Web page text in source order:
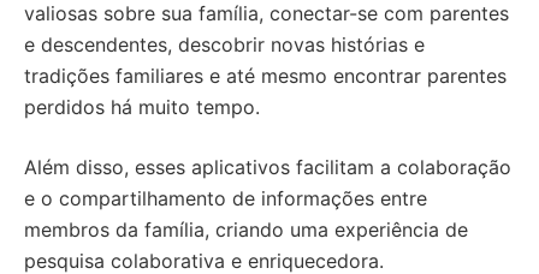
valiosas sobre sua família, conectar-se com parentes
e descendentes, descobrir novas histórias e
tradições familiares e até mesmo encontrar parentes
perdidos há muito tempo.
Além disso, esses aplicativos facilitam a colaboração
e o compartilhamento de informações entre
membros da família, criando uma experiência de
pesquisa colaborativa e enriquecedora.